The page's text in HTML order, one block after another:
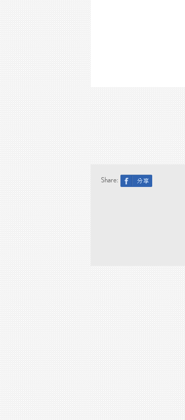
Share: